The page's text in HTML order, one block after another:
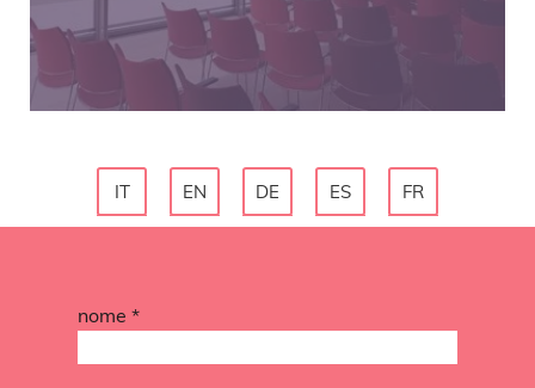
IT EN DE ES FR
nome *